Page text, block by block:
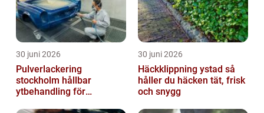
30 juni 2026
Pulverlackering
stockholm hållbar
ytbehandling för
30 juni 2026
Häckklippning ystad så
håller du häcken tät, frisk
och snygg